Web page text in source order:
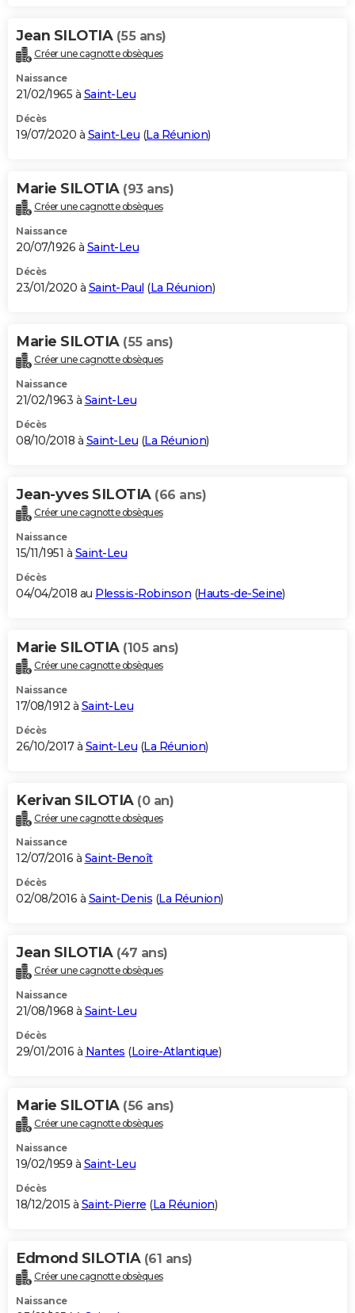
Jean SILOTIA (55 ans)
Créer une cagnotte obsèques
Naissance
21/02/1965 à Saint-Leu
Décès
19/07/2020 à Saint-Leu (La Réunion)
Marie SILOTIA (93 ans)
Créer une cagnotte obsèques
Naissance
20/07/1926 à Saint-Leu
Décès
23/01/2020 à Saint-Paul (La Réunion)
Marie SILOTIA (55 ans)
Créer une cagnotte obsèques
Naissance
21/02/1963 à Saint-Leu
Décès
08/10/2018 à Saint-Leu (La Réunion)
Jean-yves SILOTIA (66 ans)
Créer une cagnotte obsèques
Naissance
15/11/1951 à Saint-Leu
Décès
04/04/2018 au Plessis-Robinson (Hauts-de-Seine)
Marie SILOTIA (105 ans)
Créer une cagnotte obsèques
Naissance
17/08/1912 à Saint-Leu
Décès
26/10/2017 à Saint-Leu (La Réunion)
Kerivan SILOTIA (0 an)
Créer une cagnotte obsèques
Naissance
12/07/2016 à Saint-Benoît
Décès
02/08/2016 à Saint-Denis (La Réunion)
Jean SILOTIA (47 ans)
Créer une cagnotte obsèques
Naissance
21/08/1968 à Saint-Leu
Décès
29/01/2016 à Nantes (Loire-Atlantique)
Marie SILOTIA (56 ans)
Créer une cagnotte obsèques
Naissance
19/02/1959 à Saint-Leu
Décès
18/12/2015 à Saint-Pierre (La Réunion)
Edmond SILOTIA (61 ans)
Créer une cagnotte obsèques
Naissance